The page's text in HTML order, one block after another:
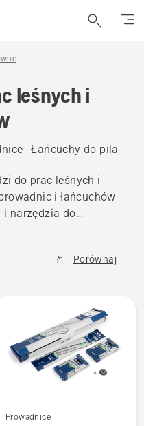
leśnych i
Łańcuchy do pilarek
do prac leśnych i
i łańcuchów
i narzędzia do
Porównaj
Prowadnice